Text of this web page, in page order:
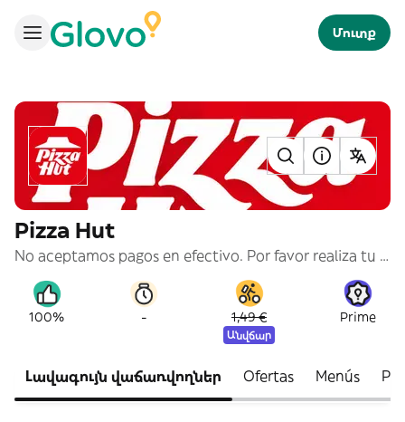
Մուտք
Pizza Hut
No aceptamos pagos en efectivo. Por favor realiza tu pago con tarjeta de crédito.
100% - 1,49 €
Անվճար
Prime
Լավագույն վաճառվողներ Ofertas Menús